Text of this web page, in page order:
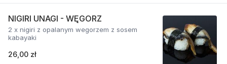
NIGIRI UNAGI - WĘGORZ
2 x nigiri z opalanym wegorzem z sosem
kabayaki
26,00 zł